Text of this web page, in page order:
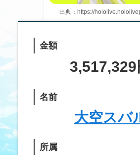
出典：https://
金額
3,517,329
名前
大空スバ
所属